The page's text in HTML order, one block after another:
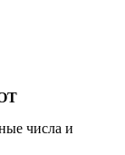
числа и